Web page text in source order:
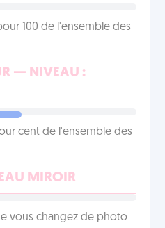
100 de l'ensemble des
— NIVEAU :
cent de l'ensemble des
MIROIR
vous changez de photo